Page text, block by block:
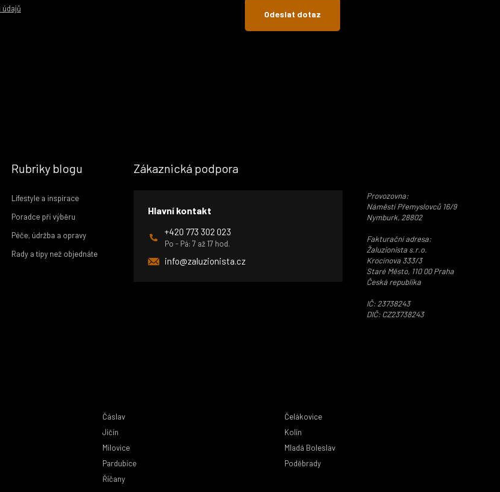
Rubriky blogu
Lifestyle a inspirace
Poradce při výběru
Péče, údržba a opravy
Rady a tipy než objednáte
Zákaznická podpora
Hlavní kontakt
+420 773 302 023
Po - Pá: 7 až 17 hod.
info@zaluzionista.cz
Provozovna:
Náměstí Přemyslovců 16/9
Nymburk, 28802
Fakturační adresa:
Žaluzionista s.r.o.
Krocínova 333/3
Staré Město, 110 00 Praha
Česká republika
IČ: 23738243
DIČ: CZ23738243
Čáslav
Čelákovice
Jičín
Kolín
Milovice
Mladá Boleslav
Pardubice
Poděbrady
Říčany